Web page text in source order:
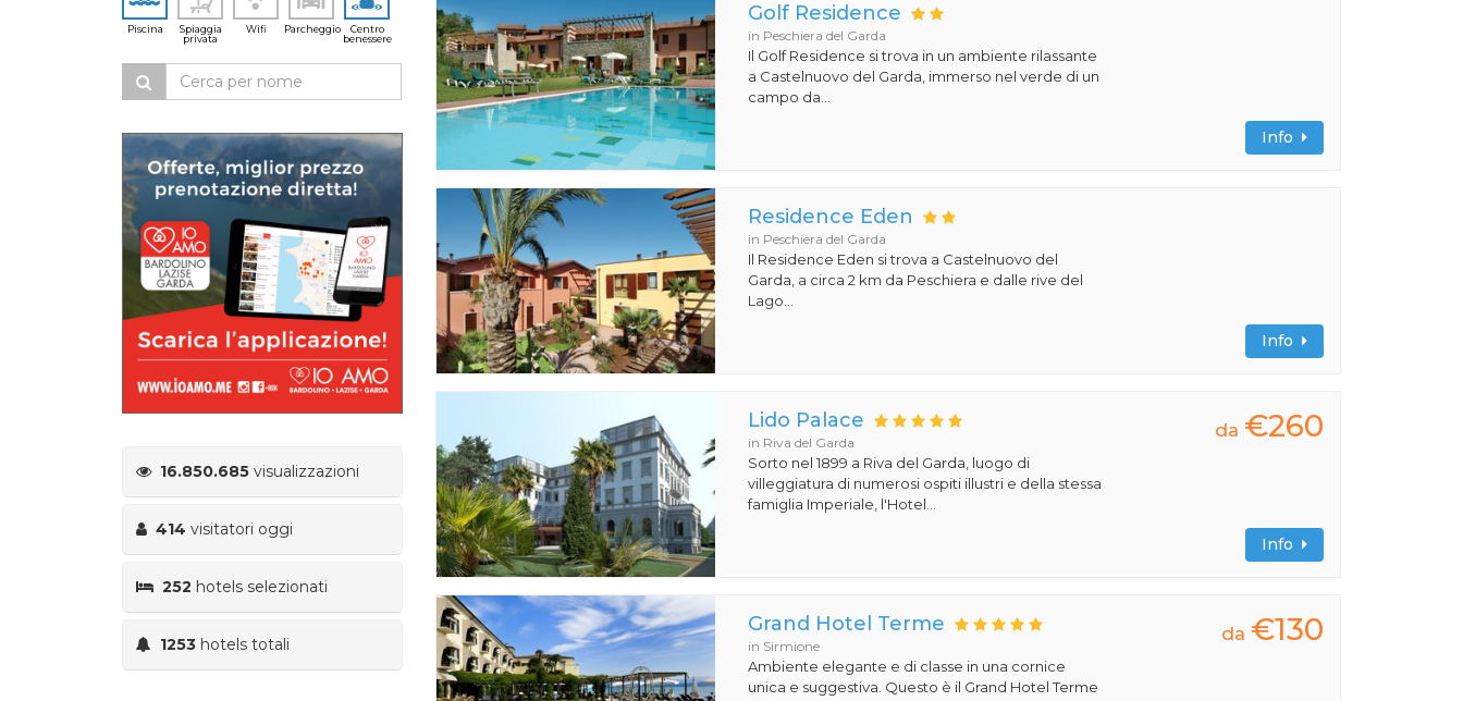
Piscina
Spiaggia
privata
Wifi Parcheggio
Centro
benessere
16.850.685 visualizzazioni
414 visitatori oggi
252 hotels selezionati
1253 hotels totali
Golf Residence
in Peschiera del Garda
Il Golf Residence si trova in un ambiente rilassante
a Castelnuovo del Garda, immerso nel verde di un
campo da...
Info
Residence Eden
in Peschiera del Garda
Il Residence Eden si trova a Castelnuovo del
Garda, a circa 2 km da Peschiera e dalle rive del
Lago...
Info
Lido Palace
in Riva del Garda
Sorto nel 1899 a Riva del Garda, luogo di
villeggiatura di numerosi ospiti illustri e della stessa
famiglia Imperiale, l'Hotel...
da €260
Info
Grand Hotel Terme
in Sirmione
Ambiente elegante e di classe in una cornice
unica e suggestiva. Questo è il Grand Hotel Terme
da €130